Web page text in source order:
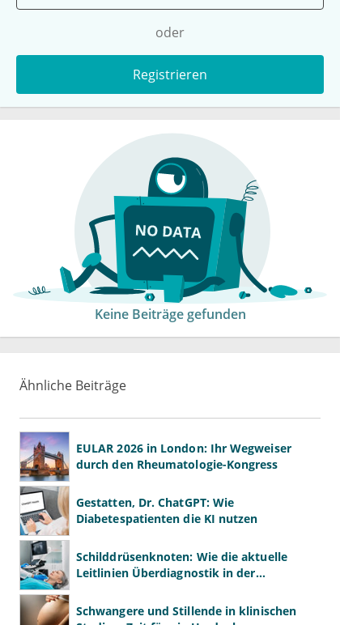
oder
Registrieren
Keine Beiträge gefunden
Ähnliche Beiträge
EULAR 2026 in London: Ihr Wegweiser
durch den Rheumatologie-Kongress
Gestatten, Dr. ChatGPT: Wie
Diabetespatienten die KI nutzen
Schilddrüsenknoten: Wie die aktuelle
Leitlinien Überdiagnostik in der
Schwangere und Stillende in klinischen